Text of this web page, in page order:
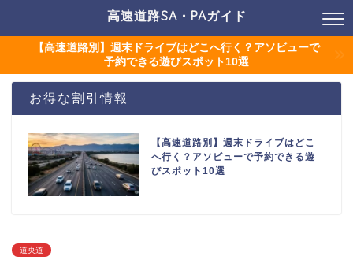
高速道路SA・PAガイド
【高速道路別】週末ドライブはどこへ行く？アソビューで
予約できる遊びスポット10選
お得な割引情報
【高速道路別】週末ドライブはどこ
へ行く？アソビューで予約できる遊
びスポット10選
道央道